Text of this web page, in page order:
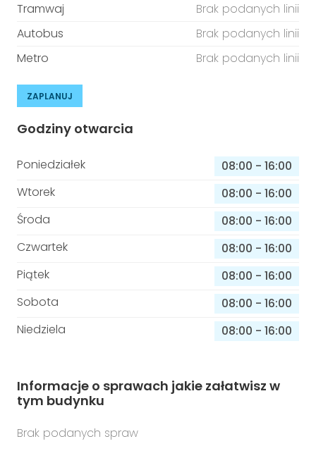
Tramwaj
Brak podanych linii
Autobus
Brak podanych linii
Metro
Brak podanych linii
ZAPLANUJ
Godziny otwarcia
Poniedziałek 08:00 - 16:00
Wtorek
08:00 - 16:00
Środa
08:00 - 16:00
Czwartek
08:00 - 16:00
Piątek
08:00 - 16:00
Sobota
08:00 - 16:00
Niedziela
08:00 - 16:00
Informacje o sprawach jakie załatwisz w
tym budynku
Brak podanych spraw